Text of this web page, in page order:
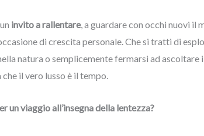
invito a rallentare, a guardare con occhi nuovi il
di crescita personale. Che si tratti di
natura o semplicemente fermarsi ad ascoltare
il vero lusso è il tempo.
un viaggio all’insegna della lentezza?